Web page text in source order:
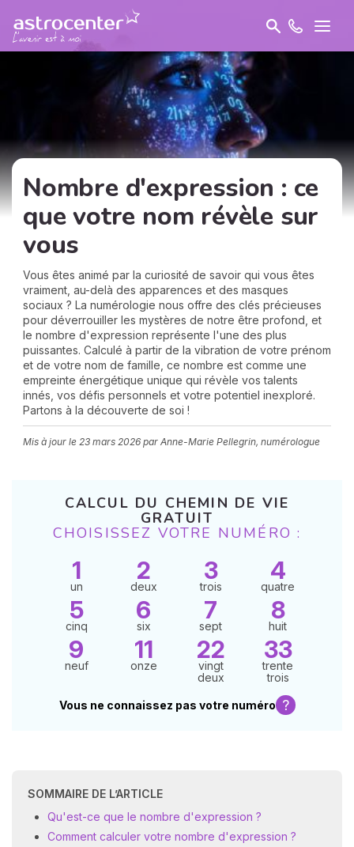
Nombre d'expression : ce
que votre nom révèle sur
vous
Vous êtes animé par la curiosité de savoir qui vous êtes
vraiment, au-delà des apparences et des masques
sociaux ? La numérologie nous offre des clés précieuses
pour déverrouiller les mystères de notre être profond, et
le nombre d'expression représente l'une des plus
puissantes. Calculé à partir de la vibration de votre prénom
et de votre nom de famille, ce nombre est comme une
empreinte énergétique unique qui révèle vos talents
innés, vos défis personnels et votre potentiel inexploré.
Partons à la découverte de soi !
Mis à jour le 23 mars 2026 par Anne-Marie Pellegrin, numérologue
CALCUL DU CHEMIN DE VIE
GRATUIT
CHOISISSEZ VOTRE NUMÉRO :
1
un
2
deux
3
trois
4
quatre
5
cinq
6
six
7
sept
8
huit
9
neuf
11
onze
22
vingt
deux
33
trente
trois
Vous ne connaissez pas votre numéro ?
SOMMAIRE DE L’ARTICLE
Qu'est-ce que le nombre d'expression ?
Comment calculer votre nombre d'expression ?